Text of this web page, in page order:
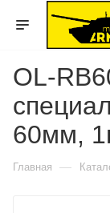
OL-
60мм,
Главная —